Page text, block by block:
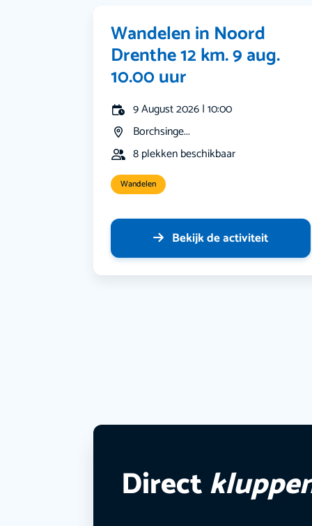
Wandelen in Noord
Drenthe 12 km. 9 aug.
10.00 uur
9 August 2026 | 10:00
Borchsinge...
8 plekken beschikbaar
Wandelen
Bekijk de activiteit
Direct